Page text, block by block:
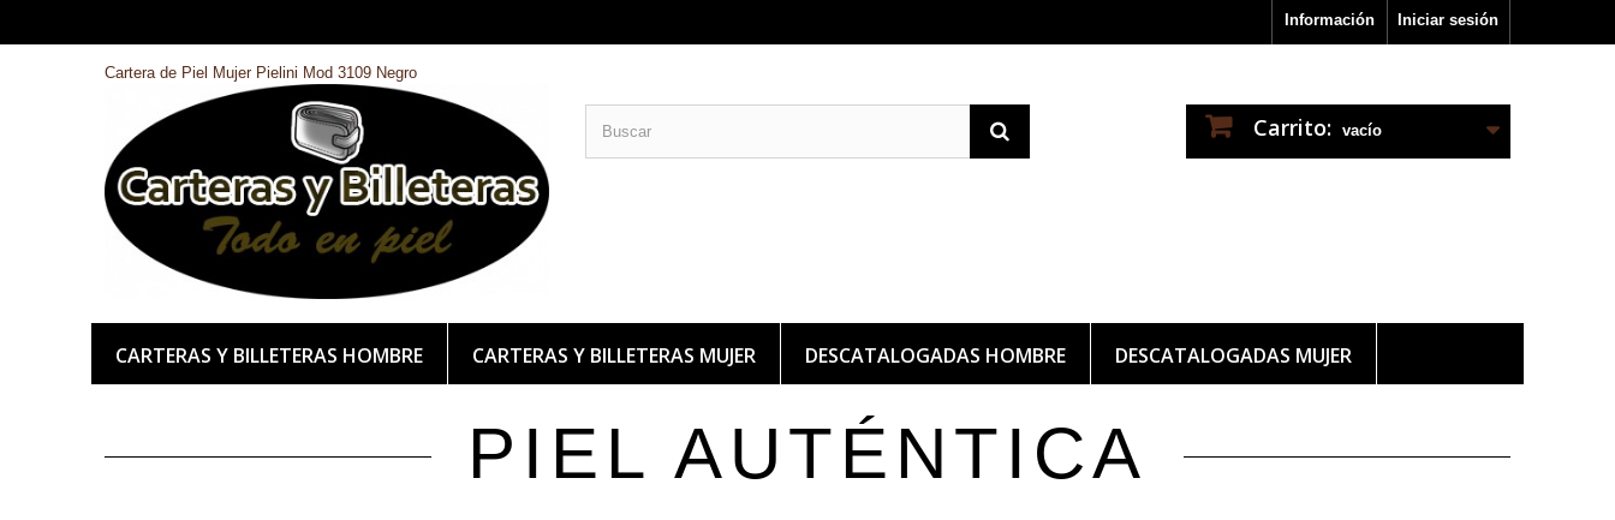
Iniciar sesión
Información
Cartera de Piel Mujer Pielini Mod 3109 Negro
Carrito: vacío
CARTERAS Y BILLETERAS HOMBRE CARTERAS Y BILLETERAS MUJER DESCATALOGADAS HOMBRE DESCATALOGADAS MUJER
PIEL AUTÉNTICA